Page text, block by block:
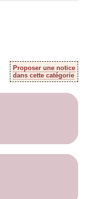
Proposer une notice
dans cette catégorie